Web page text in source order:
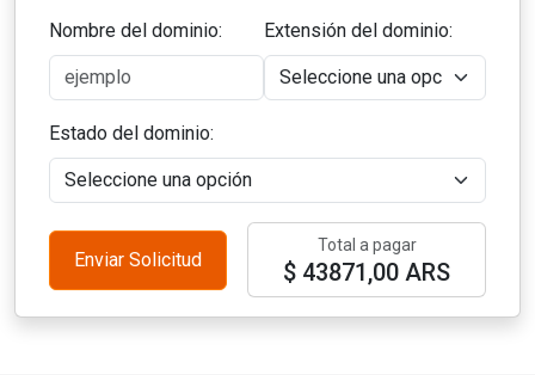
Nombre del dominio: Extensión del dominio:
Estado del dominio:
Enviar Solicitud
Total a pagar
$ 43871,00 ARS